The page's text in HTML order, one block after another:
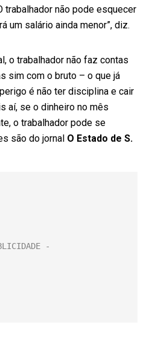
trabalhador não pode esquecer
um salário ainda menor”, diz.
o trabalhador não faz contas
sim com o bruto – o que já
é não ter disciplina e cair
aí, se o dinheiro no mês
o trabalhador pode se
são do jornal O Estado de S.